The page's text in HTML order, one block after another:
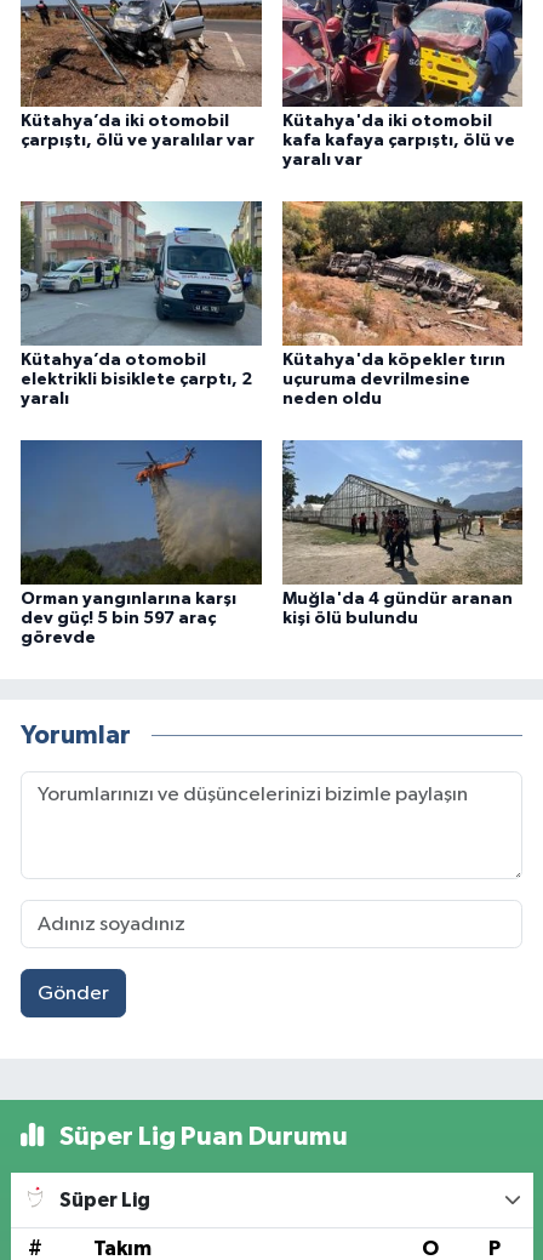
Kütahya’da iki otomobil
çarpıştı, ölü ve yaralılar var
Kütahya'da iki otomobil
kafa kafaya çarpıştı, ölü ve
yaralı var
Kütahya’da otomobil
elektrikli bisiklete çarptı, 2
yaralı
Kütahya'da köpekler tırın
uçuruma devrilmesine
neden oldu
Orman yangınlarına karşı
dev güç! 5 bin 597 araç
görevde
Muğla'da 4 gündür aranan
kişi ölü bulundu
Yorumlar
Gönder
Süper Lig Puan Durumu
Süper Lig
# Takım O P